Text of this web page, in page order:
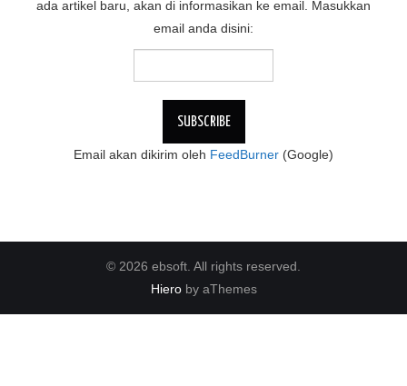
ada artikel baru, akan di informasikan ke email. Masukkan
email anda disini:
Email akan dikirim oleh FeedBurner (Google)
© 2026 ebsoft. All rights reserved.
Hieroby aThemes